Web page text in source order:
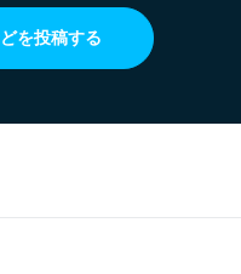
を投稿する